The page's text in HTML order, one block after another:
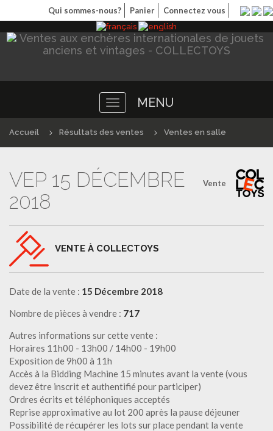
Qui sommes-nous? Panier Connectez vous
Toggle
navigation
MENU
Accueil Résultats des ventes Ventes en salle
Vente
VEP 15 DÉCEMBRE
2018
VENTE À COLLECTOYS
Date de la vente : 15 Décembre 2018
Nombre de pièces à vendre : 717
Autres informations sur cette vente :
Horaires 11h00 - 13h00 / 14h00 - 19h00
Exposition de 9h00 à 11h
Accès à la Bidding Machine 15 minutes avant la vente (vous
devez être inscrit et authentifié pour participer)
Ordres écrits et téléphoniques acceptés
Reprise approximative au lot 200 après la pause déjeuner
Possibilité de récupérer les lots sur place pendant la vente